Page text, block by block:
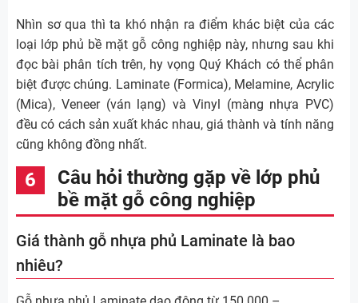
Nhìn sơ qua thì ta khó nhận ra điểm khác biệt của các
loại lớp phủ bề mặt gỗ công nghiệp này, nhưng sau khi
đọc bài phân tích trên, hy vọng Quý Khách có thể phân
biệt được chúng. Laminate (Formica), Melamine, Acrylic
(Mica), Veneer (ván lạng) và Vinyl (màng nhựa PVC)
đều có cách sản xuất khác nhau, giá thành và tính năng
cũng không đồng nhất.
Câu hỏi thường gặp về lớp phủ
bề mặt gỗ công nghiệp
Giá thành gỗ nhựa phủ Laminate là bao
nhiêu?